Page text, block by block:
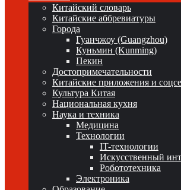
Китайский словарь
Китайские аббревиатуры
Города
Гуанчжоу (Guangzhou)
Куньмин (Kunming)
Пекин
Достопримечательности
Китайские приложения и
Культура Китая
Национальная кухня
Наука и техника
Медицина
Технологии
IT-технологии
Искусственный
Робототехника
Электроника